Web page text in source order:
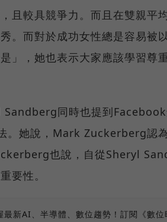
且較具競爭力。而且在雙親平
。而對於成功女性總是容易被
」，她也表示大家應該學習尊
Sandberg同時也提到
。她說，Mark Zuckerberg認
也說，自從Sheryl
要性。
最新AI、半導體、數位趨勢！訂閱《數